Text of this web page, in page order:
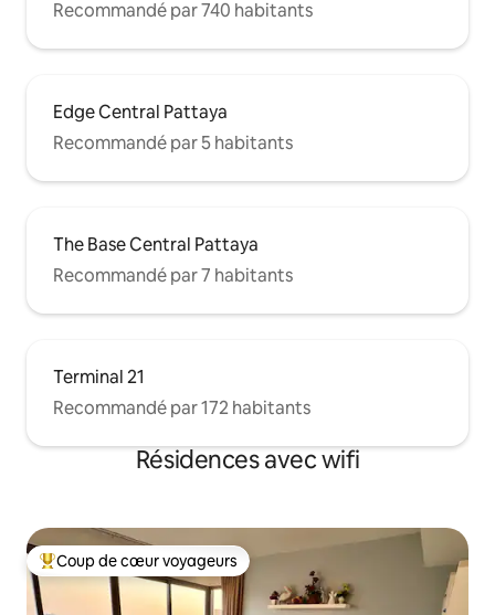
Recommandé par 740 habitants
Edge Central Pattaya
Recommandé par 5 habitants
The Base Central Pattaya
Recommandé par 7 habitants
Terminal 21
Recommandé par 172 habitants
Résidences avec wifi
Coups de cœur voyageurs les plus appréciés
Coup de cœur voyageurs